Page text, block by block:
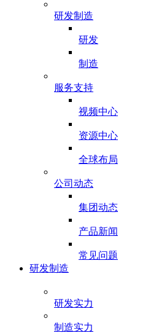
研发制造
研发
制造
服务支持
视频中心
资源中心
全球布局
公司动态
集团动态
产品新闻
常见问题
研发制造
研发实力
制造实力